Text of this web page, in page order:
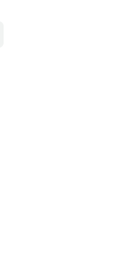
die Schaltflächen